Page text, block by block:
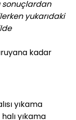
sonuçlardan
yukarıdaki
kadar
yıkama
yıkama